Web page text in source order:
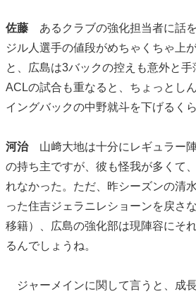
佐藤 あるクラブの強化担当者に話
ジル人選手の値段がめちゃくちゃ上
と、広島は3バックの控えも意外と
ACLの試合も重なると、ちょっとし
イングバックの中野就斗を下げるく
河治山﨑大地は十分にレギュラー
の持ち主ですが、彼も怪我が多くて
れなかった。ただ、昨シーズンの清
った住吉ジェラニレショーンを戻さ
移籍）、広島の強化部は現陣容にそ
るんでしょうね。
ジャーメインに関して言うと、成